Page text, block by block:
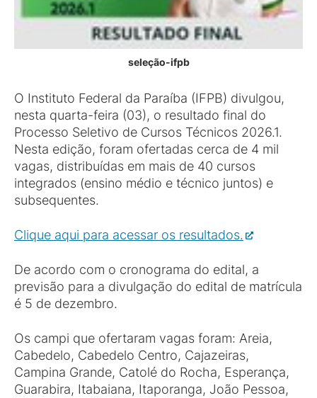
seleção-ifpb
O Instituto Federal da Paraíba (IFPB) divulgou,
nesta quarta-feira (03), o resultado final do
Processo Seletivo de Cursos Técnicos 2026.1.
Nesta edição, foram ofertadas cerca de 4 mil
vagas, distribuídas em mais de 40 cursos
integrados (ensino médio e técnico juntos) e
subsequentes.
Clique aqui para acessar os resultados.
De acordo com o cronograma do edital, a
previsão para a divulgação do edital de matrícula
é 5 de dezembro.
Os campi que ofertaram vagas foram: Areia,
Cabedelo, Cabedelo Centro, Cajazeiras,
Campina Grande, Catolé do Rocha, Esperança,
Guarabira, Itabaiana, Itaporanga, João Pessoa,